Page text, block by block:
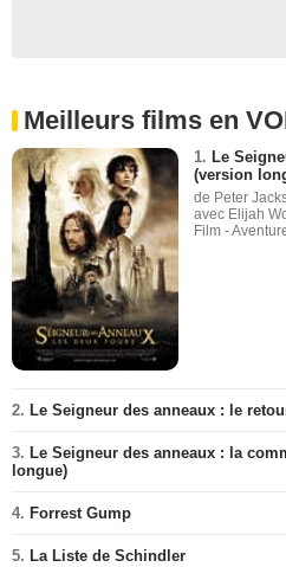
Meilleurs films en
1. Le
(version
de Peter
avec Elijah
Film -
2. Le Seigneur des anneaux : le
3. Le Seigneur des anneaux : la
longue)
4. Forrest Gump
5. La Liste de Schindler